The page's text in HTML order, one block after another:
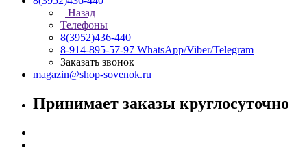
Назад
Телефоны
8(3952)436-440
8-914-895-57-97 WhatsApp/Viber/Telegram
Заказать звонок
magazin@shop-sovenok.ru
Принимает заказы круглосуточно